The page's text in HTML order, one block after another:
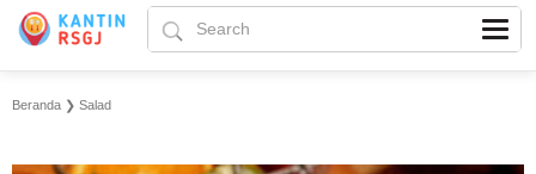
Beranda ❯ Salad